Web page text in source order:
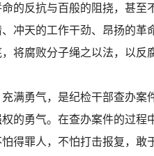
的反抗与百般的阻挠，甚
冲天的工作干劲、昂扬的革
将腐败分子绳之以法，以
满勇气，是纪检干部查办案
的勇气。在查办案件的过
得罪人，不怕打击报复，